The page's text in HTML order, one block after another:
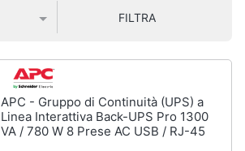
FILTRA
APC - Gruppo di Continuità (UPS) a
Linea Interattiva Back-UPS Pro 1300
VA / 780 W 8 Prese AC USB / RJ-45